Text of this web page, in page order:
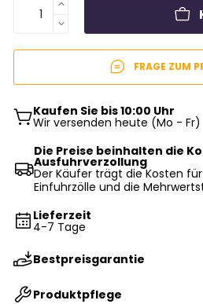
FRAGE ZUM
Kaufen Sie bis 10:00 Uhr
Wir versenden heute (Mo - Fr)
Die Preise beinhalten die
Ausfuhrverzollung
Der Käufer trägt die Kosten
Einfuhrzölle und die
Lieferzeit
4-7 Tage
Bestpreisgarantie
Produktpflege